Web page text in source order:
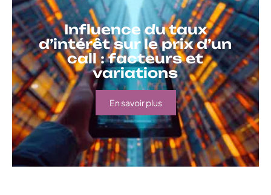
Influence du taux
d’intérêt sur le prix d’un
call : facteurs et
variations
En savoir plus